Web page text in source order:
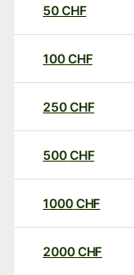
50CHF
100CHF
250CHF
500CHF
1000CHF
2000CHF